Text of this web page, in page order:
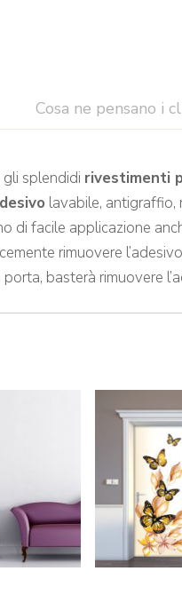
Cosa ne pensano i
splendidi rivestimenti
lavabile,
di facile applicazione
rimuovere
basterà rimuovere